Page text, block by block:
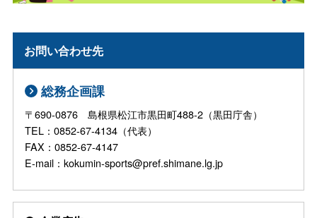
お問い合わせ先
総務企画課
〒690-0876 島根県松江市黒田町488-2（黒田庁舎）
TEL：0852-67-4134（代表）
FAX：0852-67-4147
E-mail：kokumin-sports@pref.shimane.lg.jp